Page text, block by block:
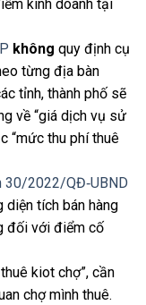
kinh doanh tại
không quy định cụ
từng địa bàn
tỉnh, thành phố sẽ
về “giá dịch vụ sử
“mức thu phí thuê
30/2022/QĐ‑UBND
tích bán hàng
đối với điểm cố
kiot chợ”, cần
chợ mình thuê.